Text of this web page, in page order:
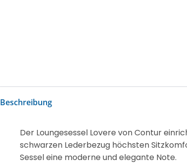
Beschreibung
Der Loungesessel Lovere von Contur
schwarzen Lederbezug höchsten
Sessel eine moderne und elegante Note.